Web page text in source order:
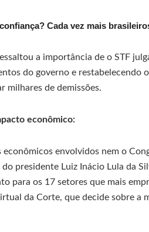
Cada vez mais
a importância de o STF
do governo e restabelecendo
milhares de demissões.
econômico:
econômicos envolvidos nem o
presidente Luiz Inácio Lula da
para os 17 setores que mais
da Corte, que decide sobre a